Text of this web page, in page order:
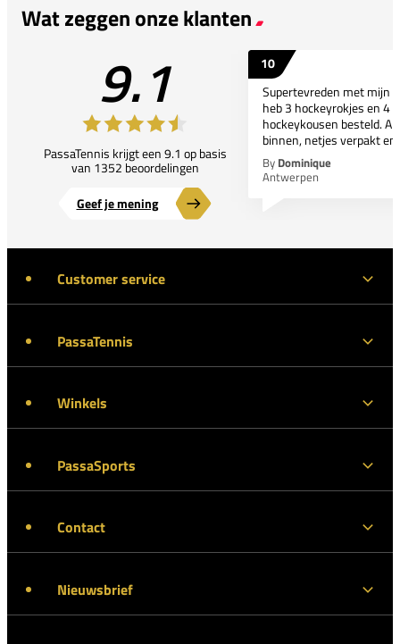
Wat zeggen onze klanten
9.1
PassaTennis krijgt een 9.1 op basis
van 1352 beoordelingen
Geef je mening
10
Supertevreden met mijn
heb 3 hockeyrokjes en 4
hockeykousen besteld.
binnen, netjes verpakt
By Dominique
Antwerpen
Customer service
PassaTennis
Winkels
PassaSports
Contact
Nieuwsbrief